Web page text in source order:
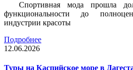
Спортивная мода прошла
функциональности до
индустрии красоты
Подробнее
12.06.2026
Туры на Каспийское море в